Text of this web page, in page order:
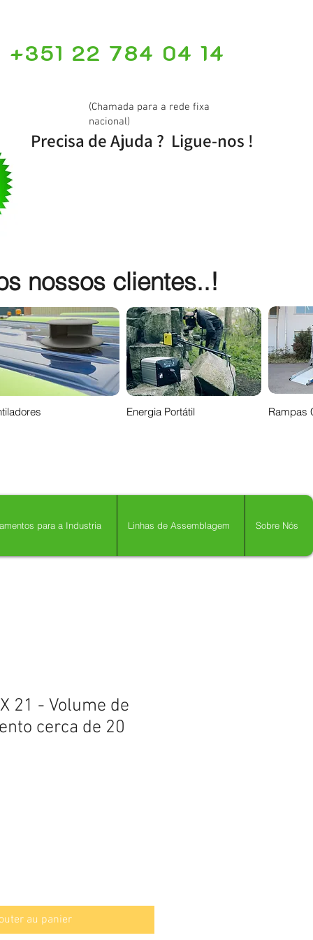
+351 22 784 04 14
(Chamada para a rede fixa
nacional)
Precisa de Ajuda ? Ligue-nos !
nossos clientes..!
Energia Portátil Rampas
para a Industria Linhas de Assemblagem Sobre Nós
21 - Volume de
cerca de 20
au panier